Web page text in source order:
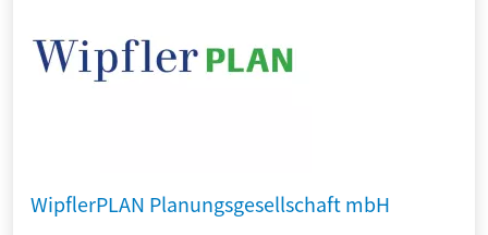
WipflerPLAN Planungsgesellschaft mbH